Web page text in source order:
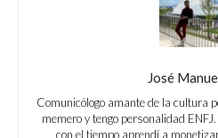
José
Comunicólogo amante de la cultura
memero y tengo personalidad
con el tiempo aprendí a